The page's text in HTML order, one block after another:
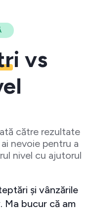
vs
către rezultate
nevoie pentru a
nivel cu ajutorul
și vânzările
Ma bucur că am